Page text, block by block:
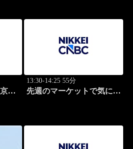
市
13:30-14:25 55分
先週のマーケットで気にな